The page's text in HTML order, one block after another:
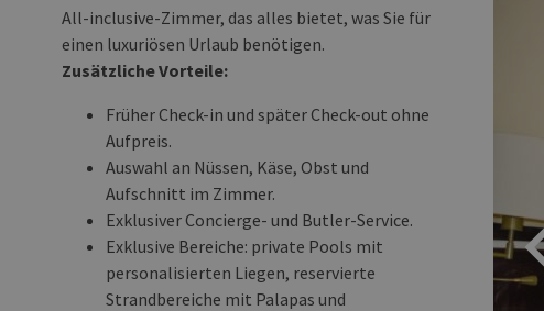
All-inclusive-Zimmer, das alles bietet, was Sie für
einen luxuriösen Urlaub benötigen.
Zusätzliche Vorteile:
Früher Check-in und später Check-out ohne
Aufpreis.
Auswahl an Nüssen, Käse, Obst und
Aufschnitt im Zimmer.
Exklusiver Concierge- und Butler-Service.
Exklusive Bereiche: private Pools mit
personalisierten Liegen, reservierte
Strandbereiche mit Palapas und